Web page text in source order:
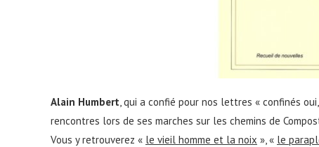
Alain Humbert, qui a confié pour nos lettres « confinés
rencontres lors de ses marches sur les chemins de
Vous y retrouverez « le vieil homme et la noix », « le